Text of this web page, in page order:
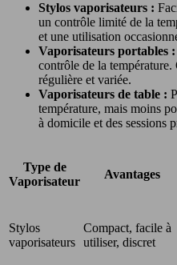
Stylos vaporisateurs :
un contrôle limité de la
et une utilisation
Vaporisateurs portables :
contrôle de la
régulière et variée.
Vaporisateurs de table :
température, mais moins
à domicile et des sessions
Type de
Vaporisateur
Avantages
Stylos
vaporisateurs
Compact, facile à
utiliser, discret